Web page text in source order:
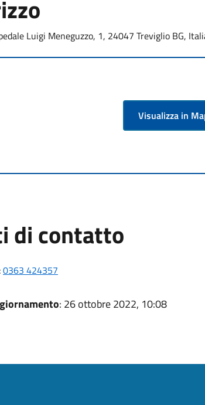
Luigi Meneguzzo, 1, 24047 Treviglio BG,
Visualizza in
di contatto
:0363 424357
: 26 ottobre 2022, 10:08